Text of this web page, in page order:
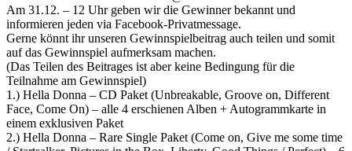
Am 31.12. – 12 Uhr geben wir die Gewinner bekannt und
informieren jeden via Facebook-Privatmessage.
Gerne könnt ihr unseren Gewinnspielbeitrag auch teilen und somit
auf das Gewinnspiel aufmerksam machen.
(Das Teilen des Beitrages ist aber keine Bedingung für die
Teilnahme am Gewinnspiel)
1.) Hella Donna – CD Paket (Unbreakable, Groove on, Different
Face, Come On) – alle 4 erschienen Alben + Autogrammkarte in
einem exklusiven Paket
2.) Hella Donna – Rare Single Paket (Come on, Give me some time